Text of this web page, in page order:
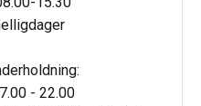
- 22.00